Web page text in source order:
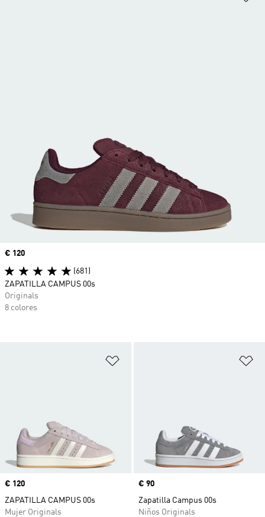
Precio
€ 120
ZAPATILLA CAMPUS 00s
Mujer Originals
Precio
€ 90
Zapatilla Campus 00s
Niños Originals
Precio
€ 120
(681)
ZAPATILLA CAMPUS 00s
Originals
8 colores